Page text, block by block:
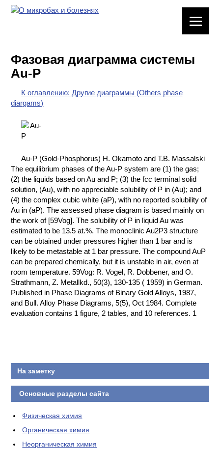
ХИМИЧЕСКАЯ
ПОСУДА
ВРЕДНЫЕ
ФАКТОРЫ
ХИМИЯ НА
ПРОИЗВОДСТВЕ
И ХИМИЧЕСКАЯ
ТЕХНОЛОГИЯ
КОНТАКТЫ
Фазовая диаграмма системы
Au-P
К оглавлению: Другие диаграммы (Others phase
diargams)
Au-P (Gold-Phosphorus) H. Okamoto and T.B. Massalski
The equilibrium phases of the Au-P system are (1) the gas;
(2) the liquids based on Au and P; (3) the fcc terminal solid
solution, (Au), with no appreciable solubility of P in (Au); and
(4) the complex cubic white (aP), with no reported solubility of
Au in (aP). The assessed phase diagram is based mainly on
the work of [59Vog]. The solubility of P in liquid Au was
estimated to be 13.5 at.%. The monoclinic Au2P3 structure
can be obtained under pressures higher than 1 bar and is
likely to be metastable at 1 bar pressure. The compound AuP
can be prepared chemically, but it is unstable in air, even at
room temperature. 59Vog: R. Vogel, R. Dobbener, and O.
Strathmann, Z. Metallkd., 50(3), 130-135 ( 1959) in German.
Published in Phase Diagrams of Binary Gold Alloys, 1987,
and Bull. Alloy Phase Diagrams, 5(5), Oct 1984. Complete
evaluation contains 1 figure, 2 tables, and 10 references. 1
На заметку
Основные разделы сайта
Физическая химия
Органическая химия
Неорганическая химия